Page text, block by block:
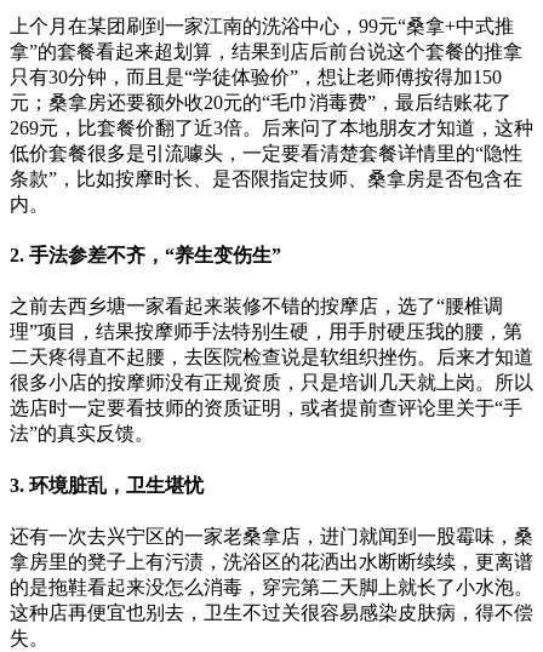
上个月在某团刷到一家江南的洗浴中心，99元“桑拿+中式推
拿”的套餐看起来超划算，结果到店后前台说这个套餐的推拿
只有30分钟，而且是“学徒体验价”，想让老师傅按得加150
元；桑拿房还要额外收20元的“毛巾消毒费”，最后结账花了
269元，比套餐价翻了近3倍。后来问了本地朋友才知道，这种
低价套餐很多是引流噱头，一定要看清楚套餐详情里的“隐性
条款”，比如按摩时长、是否限指定技师、桑拿房是否包含在
内。
2. 手法参差不齐，“养生变伤生”
之前去西乡塘一家看起来装修不错的按摩店，选了“腰椎调
理”项目，结果按摩师手法特别生硬，用手肘硬压我的腰，第
二天疼得直不起腰，去医院检查说是软组织挫伤。后来才知道
很多小店的按摩师没有正规资质，只是培训几天就上岗。所以
选店时一定要看技师的资质证明，或者提前查评论里关于“手
法”的真实反馈。
3. 环境脏乱，卫生堪忧
还有一次去兴宁区的一家老桑拿店，进门就闻到一股霉味，桑
拿房里的凳子上有污渍，洗浴区的花洒出水断断续续，更离谱
的是拖鞋看起来没怎么消毒，穿完第二天脚上就长了小水泡。
这种店再便宜也别去，卫生不过关很容易感染皮肤病，得不偿
失。